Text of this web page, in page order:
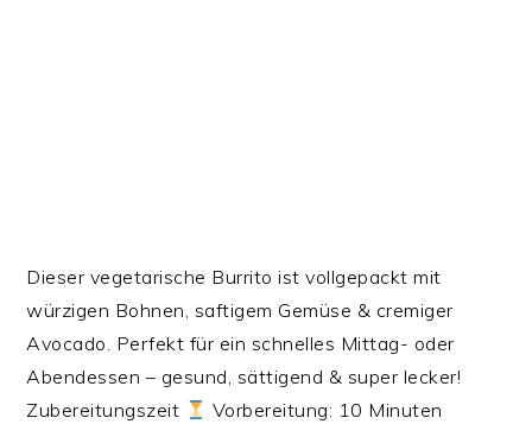
Dieser vegetarische Burrito ist vollgepackt mit
würzigen Bohnen, saftigem Gemüse & cremiger
Avocado. Perfekt für ein schnelles Mittag- oder
Abendessen – gesund, sättigend & super lecker!
Zubereitungszeit
Vorbereitung: 10 Minuten